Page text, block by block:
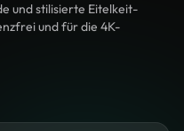
und stilisierte Eitelkeit-
und für die 4K-